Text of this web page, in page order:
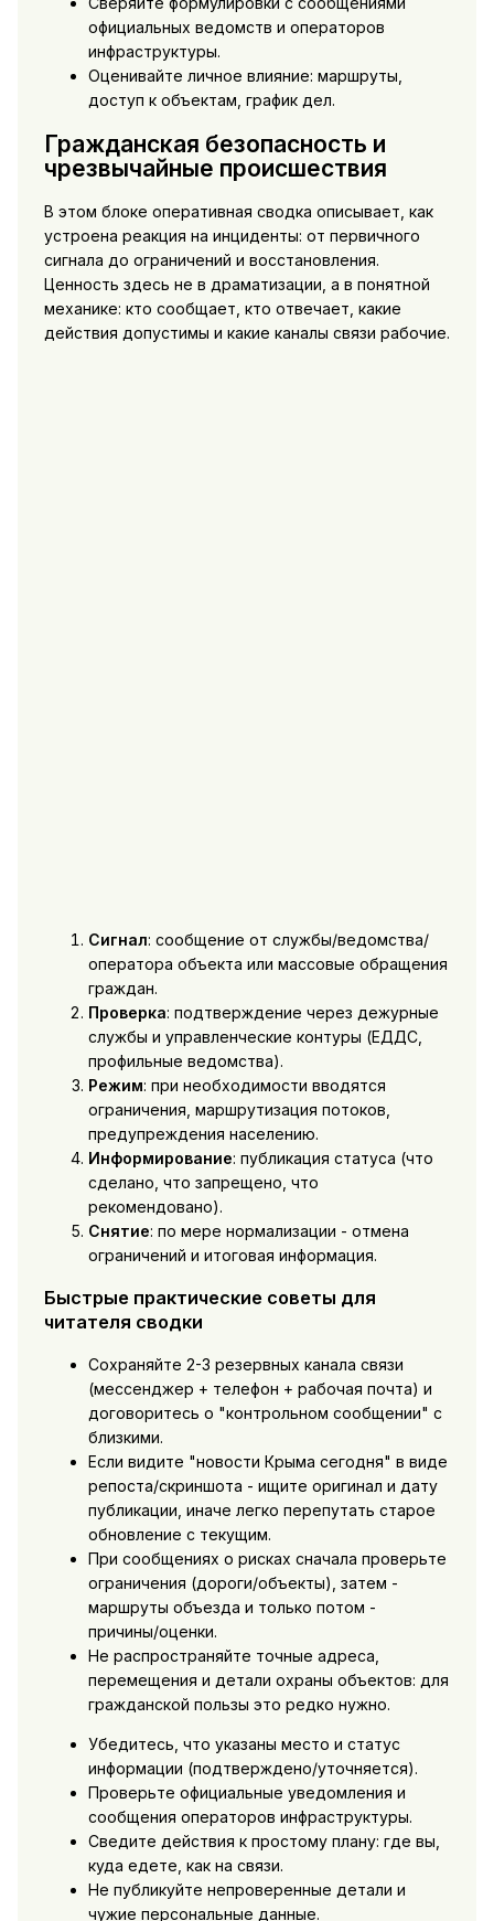
официальных ведомств и операторов
инфраструктуры.
Оценивайте личное влияние: маршруты,
доступ к объектам, график дел.
Гражданская безопасность и
чрезвычайные происшествия
В этом блоке оперативная сводка описывает, как
устроена реакция на инциденты: от первичного
сигнала до ограничений и восстановления.
Ценность здесь не в драматизации, а в понятной
механике: кто сообщает, кто отвечает, какие
действия допустимы и какие каналы связи рабочие.
Сигнал: сообщение от службы/ведомства/
оператора объекта или массовые обращения
граждан.
Проверка: подтверждение через дежурные
службы и управленческие контуры (ЕДДС,
профильные ведомства).
Режим: при необходимости вводятся
ограничения, маршрутизация потоков,
предупреждения населению.
Информирование: публикация статуса (что
сделано, что запрещено, что
рекомендовано).
Снятие: по мере нормализации - отмена
ограничений и итоговая информация.
Быстрые практические советы для
читателя сводки
Сохраняйте 2-3 резервных канала связи
(мессенджер + телефон + рабочая почта) и
договоритесь о "контрольном сообщении" с
близкими.
Если видите "новости Крыма сегодня" в виде
репоста/скриншота - ищите оригинал и дату
публикации, иначе легко перепутать старое
обновление с текущим.
При сообщениях о рисках сначала проверьте
ограничения (дороги/объекты), затем -
маршруты объезда и только потом -
причины/оценки.
Не распространяйте точные адреса,
перемещения и детали охраны объектов: для
гражданской пользы это редко нужно.
Убедитесь, что указаны место и статус
информации (подтверждено/уточняется).
Проверьте официальные уведомления и
сообщения операторов инфраструктуры.
Сведите действия к простому плану: где вы,
куда едете, как на связи.
Не публикуйте непроверенные детали и
чужие персональные данные.